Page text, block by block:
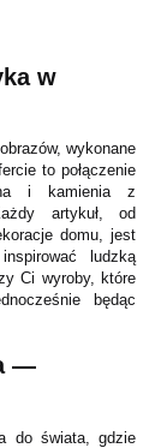
w
wykonane
to połączenie
i kamienia z
artykuł, od
domu, jest
ludzką
Ci wyroby, które
będąc
—
do świata, gdzie